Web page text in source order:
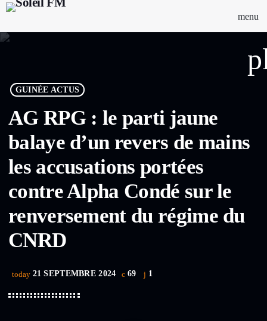
menu
GUINÉE ACTUS
AG RPG : le parti jaune
balaye d’un revers de mains
les accusations portées
contre Alpha Condé sur le
renversement du régime du
CNRD
today 21 SEPTEMBRE 2024 69 1